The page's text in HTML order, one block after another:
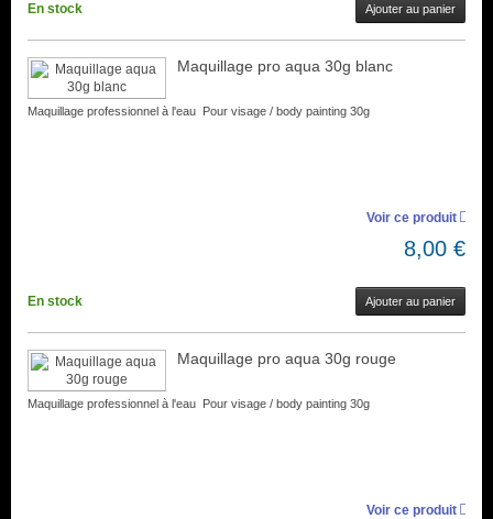
En stock Ajouter au panier
Maquillage pro aqua 30g blanc
Maquillage professionnel à l'eau Pour visage / body painting 30g
Voir ce produit
8,00 €
En stock Ajouter au panier
Maquillage pro aqua 30g rouge
Maquillage professionnel à l'eau Pour visage / body painting 30g
Voir ce produit